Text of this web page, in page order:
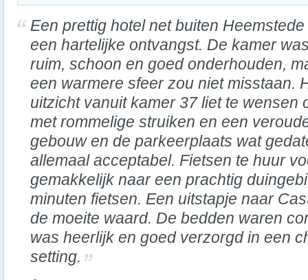
Een prettig hotel net buiten Heemstede
een hartelijke ontvangst. De kamer
ruim, schoon en goed onderhouden,
een warmere sfeer zou niet misstaan.
uitzicht vanuit kamer 37 liet te wensen
met rommelige struiken en een
gebouw en de parkeerplaats wat
allemaal acceptabel. Fietsen te huur
gemakkelijk naar een prachtig
minuten fietsen. Een uitstapje naar
de moeite waard. De bedden waren
was heerlijk en goed verzorgd in een
setting.